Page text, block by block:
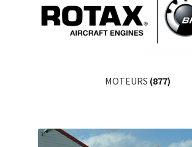
MOTEURS (877)